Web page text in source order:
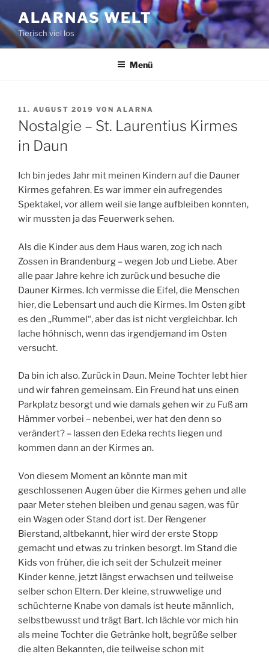
Inhalt
springen
ALARNAS WELT
Tierisch viel los
Menü
VERÖFFENTLICHT
AM
11. AUGUST 2019 VON ALARNA
Nostalgie – St. Laurentius Kirmes
in Daun
Ich bin jedes Jahr mit meinen Kindern auf die Dauner
Kirmes gefahren. Es war immer ein aufregendes
Spektakel, vor allem weil sie lange aufbleiben konnten,
wir mussten ja das Feuerwerk sehen.
Als die Kinder aus dem Haus waren, zog ich nach
Zossen in Brandenburg – wegen Job und Liebe. Aber
alle paar Jahre kehre ich zurück und besuche die
Dauner Kirmes. Ich vermisse die Eifel, die Menschen
hier, die Lebensart und auch die Kirmes. Im Osten gibt
es den „Rummel“, aber das ist nicht vergleichbar. Ich
lache höhnisch, wenn das irgendjemand im Osten
versucht.
Da bin ich also. Zurück in Daun. Meine Tochter lebt hier
und wir fahren gemeinsam. Ein Freund hat uns einen
Parkplatz besorgt und wie damals gehen wir zu Fuß am
Hämmer vorbei – nebenbei, wer hat den denn so
verändert? – lassen den Edeka rechts liegen und
kommen dann an der Kirmes an.
Von diesem Moment an könnte man mit
geschlossenen Augen über die Kirmes gehen und alle
paar Meter stehen bleiben und genau sagen, was für
ein Wagen oder Stand dort ist. Der Rengener
Bierstand, altbekannt, hier wird der erste Stopp
gemacht und etwas zu trinken besorgt. Im Stand die
Kids von früher, die ich seit der Schulzeit meiner
Kinder kenne, jetzt längst erwachsen und teilweise
selber schon Eltern. Der kleine, struwwelige und
schüchterne Knabe von damals ist heute männlich,
selbstbewusst und trägt Bart. Ich lächle vor mich hin
als meine Tochter die Getränke holt, begrüße selber
die alten Bekannten, die teilweise schon mit